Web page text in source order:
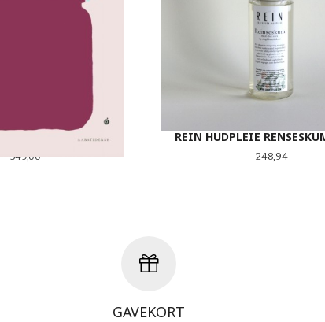
(DANSK)
Pris
549,00
REIN HUDPLEIE
Pris
248,94
GAVEKORT